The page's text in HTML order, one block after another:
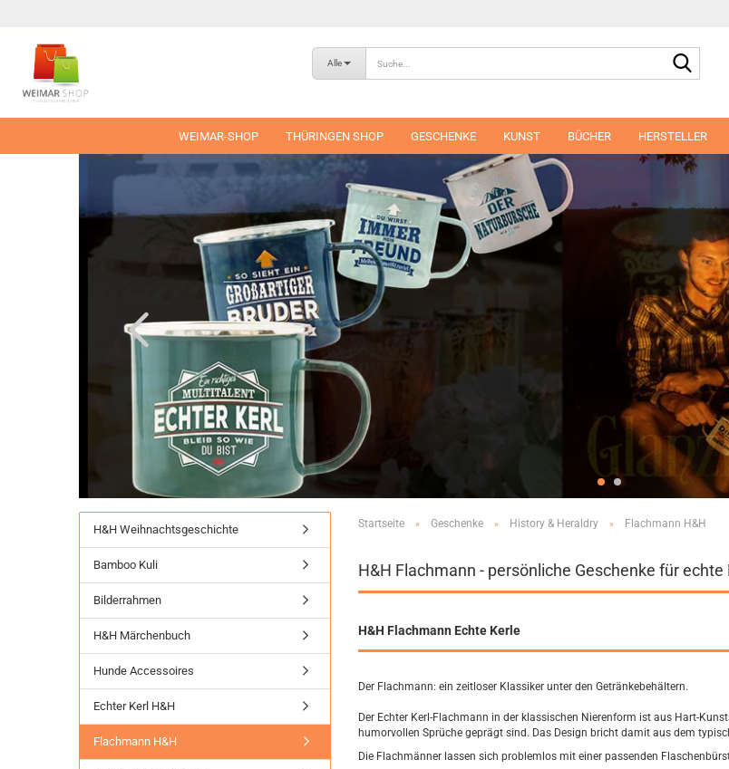
Alle
WEIMAR-SHOP THÜRINGEN SHOP GESCHENKE KUNST BÜCHER HERSTELLER
Startseite » Geschenke » History & Heraldry » Flachmann H&H
H&H Flachmann - persönliche Geschenke für echte
H&H Flachmann Echte Kerle
Der Flachmann: ein zeitloser Klassiker unter den Getränkebehältern.
Der Echter Kerl-Flachmann in der klassischen Nierenform ist aus Hart-
humorvollen Sprüche geprägt sind. Das Design bricht damit aus dem
Die Flachmänner lassen sich problemlos mit einer passenden
H&H Weihnachtsgeschichte
Bamboo Kuli
Bilderrahmen
H&H Märchenbuch
Hunde Accessoires
Echter Kerl H&H
Flachmann H&H